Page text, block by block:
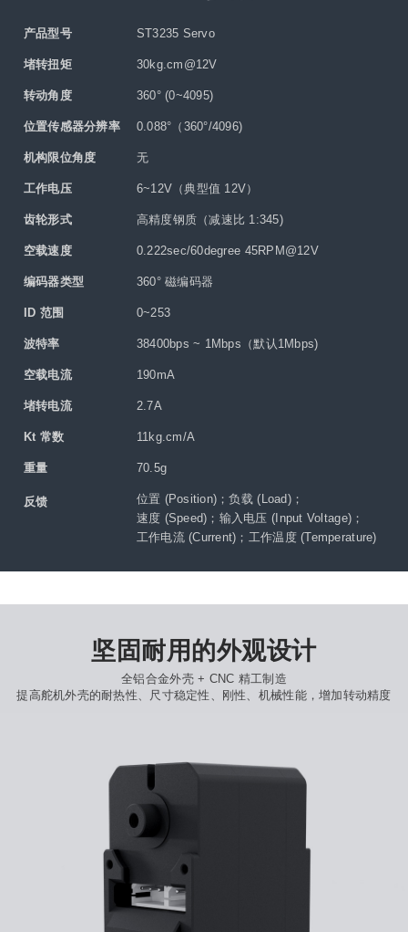
产品型号 ST3235 Servo
堵转扭矩 30kg.cm@12V
转动角度 360° (0~4095)
位置传感器分辨率 0.088°（360°/4096)
机构限位角度 无
工作电压 6~12V（典型值 12V）
齿轮形式 高精度钢质（减速比 1:345)
空载速度 0.222sec/60degree 45RPM@12V
编码器类型 360° 磁编码器
ID 范围 0~253
波特率 38400bps ~ 1Mbps（默认1Mbps)
空载电流 190mA
堵转电流 2.7A
Kt 常数 11kg.cm/A
重量 70.5g
反馈
位置 (Position)；负载 (Load)；
速度 (Speed)；输入电压 (Input Voltage)；
工作电流 (Current)；工作温度 (Temperature)
坚固耐用的外观设计
全铝合金外壳 + CNC 精工制造
提高舵机外壳的耐热性、尺寸稳定性、刚性、机械性能，增加转动精度